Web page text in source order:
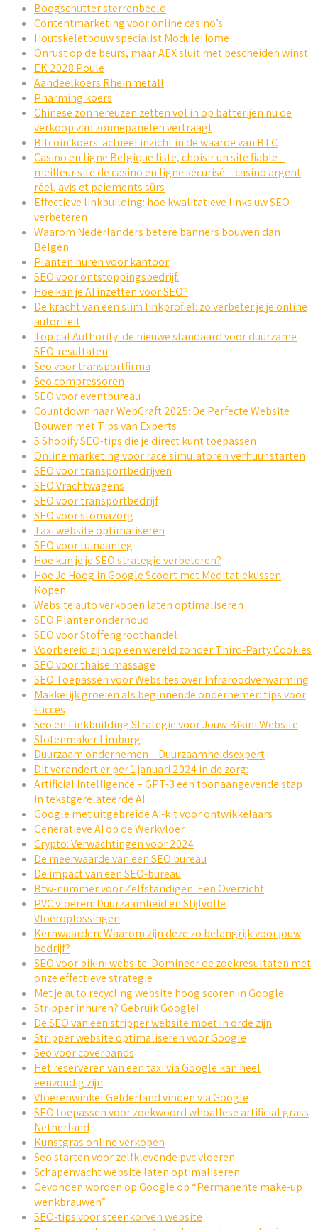
Boogschutter sterrenbeeld
Contentmarketing voor online casino’s
Houtskeletbouw specialist ModuleHome
Onrust op de beurs, maar AEX sluit met bescheiden winst
EK 2028 Poule
Aandeelkoers Rheinmetall
Pharming koers
Chinese zonnereuzen zetten vol in op batterijen nu de
verkoop van zonnepanelen vertraagt
Bitcoin koers: actueel inzicht in de waarde van BTC
Casino en ligne Belgique liste, choisir un site fiable –
meilleur site de casino en ligne sécurisé – casino argent
réel, avis et paiements sûrs
Effectieve linkbuilding: hoe kwalitatieve links uw SEO
verbeteren
Waarom Nederlanders betere banners bouwen dan
Belgen
Planten huren voor kantoor
SEO voor ontstoppingsbedrijf.
Hoe kan je AI inzetten voor SEO?
De kracht van een slim linkprofiel: zo verbeter je je online
autoriteit
Topical Authority: de nieuwe standaard voor duurzame
SEO-resultaten
Seo voor transportfirma
Seo compressoren
SEO voor eventbureau
Countdown naar WebCraft 2025: De Perfecte Website
Bouwen met Tips van Experts
5 Shopify SEO-tips die je direct kunt toepassen
Online marketing voor race simulatoren verhuur starten
SEO voor transportbedrijven
SEO Vrachtwagens
SEO voor transportbedrijf
SEO voor stomazorg
Taxi website optimaliseren
SEO voor tuinaanleg
Hoe kun je je SEO strategie verbeteren?
Hoe Je Hoog in Google Scoort met Meditatiekussen
Kopen
Website auto verkopen laten optimaliseren
SEO Plantenonderhoud
SEO voor Stoffengroothandel
Voorbereid zijn op een wereld zonder Third-Party Cookies
SEO voor thaise massage
SEO Toepassen voor Websites over Infraroodverwarming
Makkelijk groeien als beginnende ondernemer: tips voor
succes
Seo en Linkbuilding Strategie voor Jouw Bikini Website
Slotenmaker Limburg
Duurzaam ondernemen – Duurzaamheidsexpert
Dit verandert er per 1 januari 2024 in de zorg:
Artificial Intelligence – GPT-3 een toonaangevende stap
in tekstgerelateerde AI
Google met uitgebreide AI-kit voor ontwikkelaars
Generatieve AI op de Werkvloer
Crypto: Verwachtingen voor 2024
De meerwaarde van een SEO bureau
De impact van een SEO-bureau
Btw-nummer voor Zelfstandigen: Een Overzicht
PVC vloeren: Duurzaamheid en Stijlvolle
Vloeroplossingen
Kernwaarden: Waarom zijn deze zo belangrijk voor jouw
bedrijf?
SEO voor bikini website: Domineer de zoekresultaten met
onze effectieve strategie
Met je auto recycling website hoog scoren in Google
Stripper inhuren? Gebruik Google!
De SEO van een stripper website moet in orde zijn
Stripper website optimaliseren voor Google
Seo voor coverbands
Het reserveren van een taxi via Google kan heel
eenvoudig zijn
Vloerenwinkel Gelderland vinden via Google
SEO toepassen voor zoekwoord whoallese artificial grass
Netherland
Kunstgras online verkopen
Seo starten voor zelfklevende pvc vloeren
Schapenvacht website laten optimaliseren
Gevonden worden op Google op “Permanente make-up
wenkbrauwen”
SEO-tips voor steenkorven website